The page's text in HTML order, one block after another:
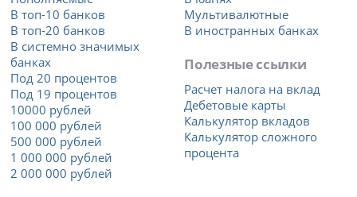
В топ-10 банков
В топ-20 банков
В системно значимых
банках
Под 20 процентов
Под 19 процентов
10000 рублей
100 000 рублей
500 000 рублей
1 000 000 рублей
2 000 000 рублей
Мультивалютные
В иностранных банках
Полезные ссылки
Расчет налога на вклад
Дебетовые карты
Калькулятор вкладов
Калькулятор сложного
процента